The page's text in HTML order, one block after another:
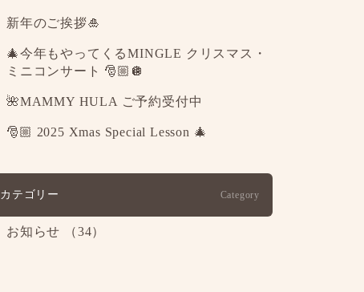
新年のご挨拶🎍
🎄今年もやってくるMINGLE クリスマス・
ミニコンサート 🎅🏼🪩
🌺MAMMY HULA ご予約受付中
🎅🏼 2025 Xmas Special Lesson 🎄
カテゴリー Category
お知らせ （34）